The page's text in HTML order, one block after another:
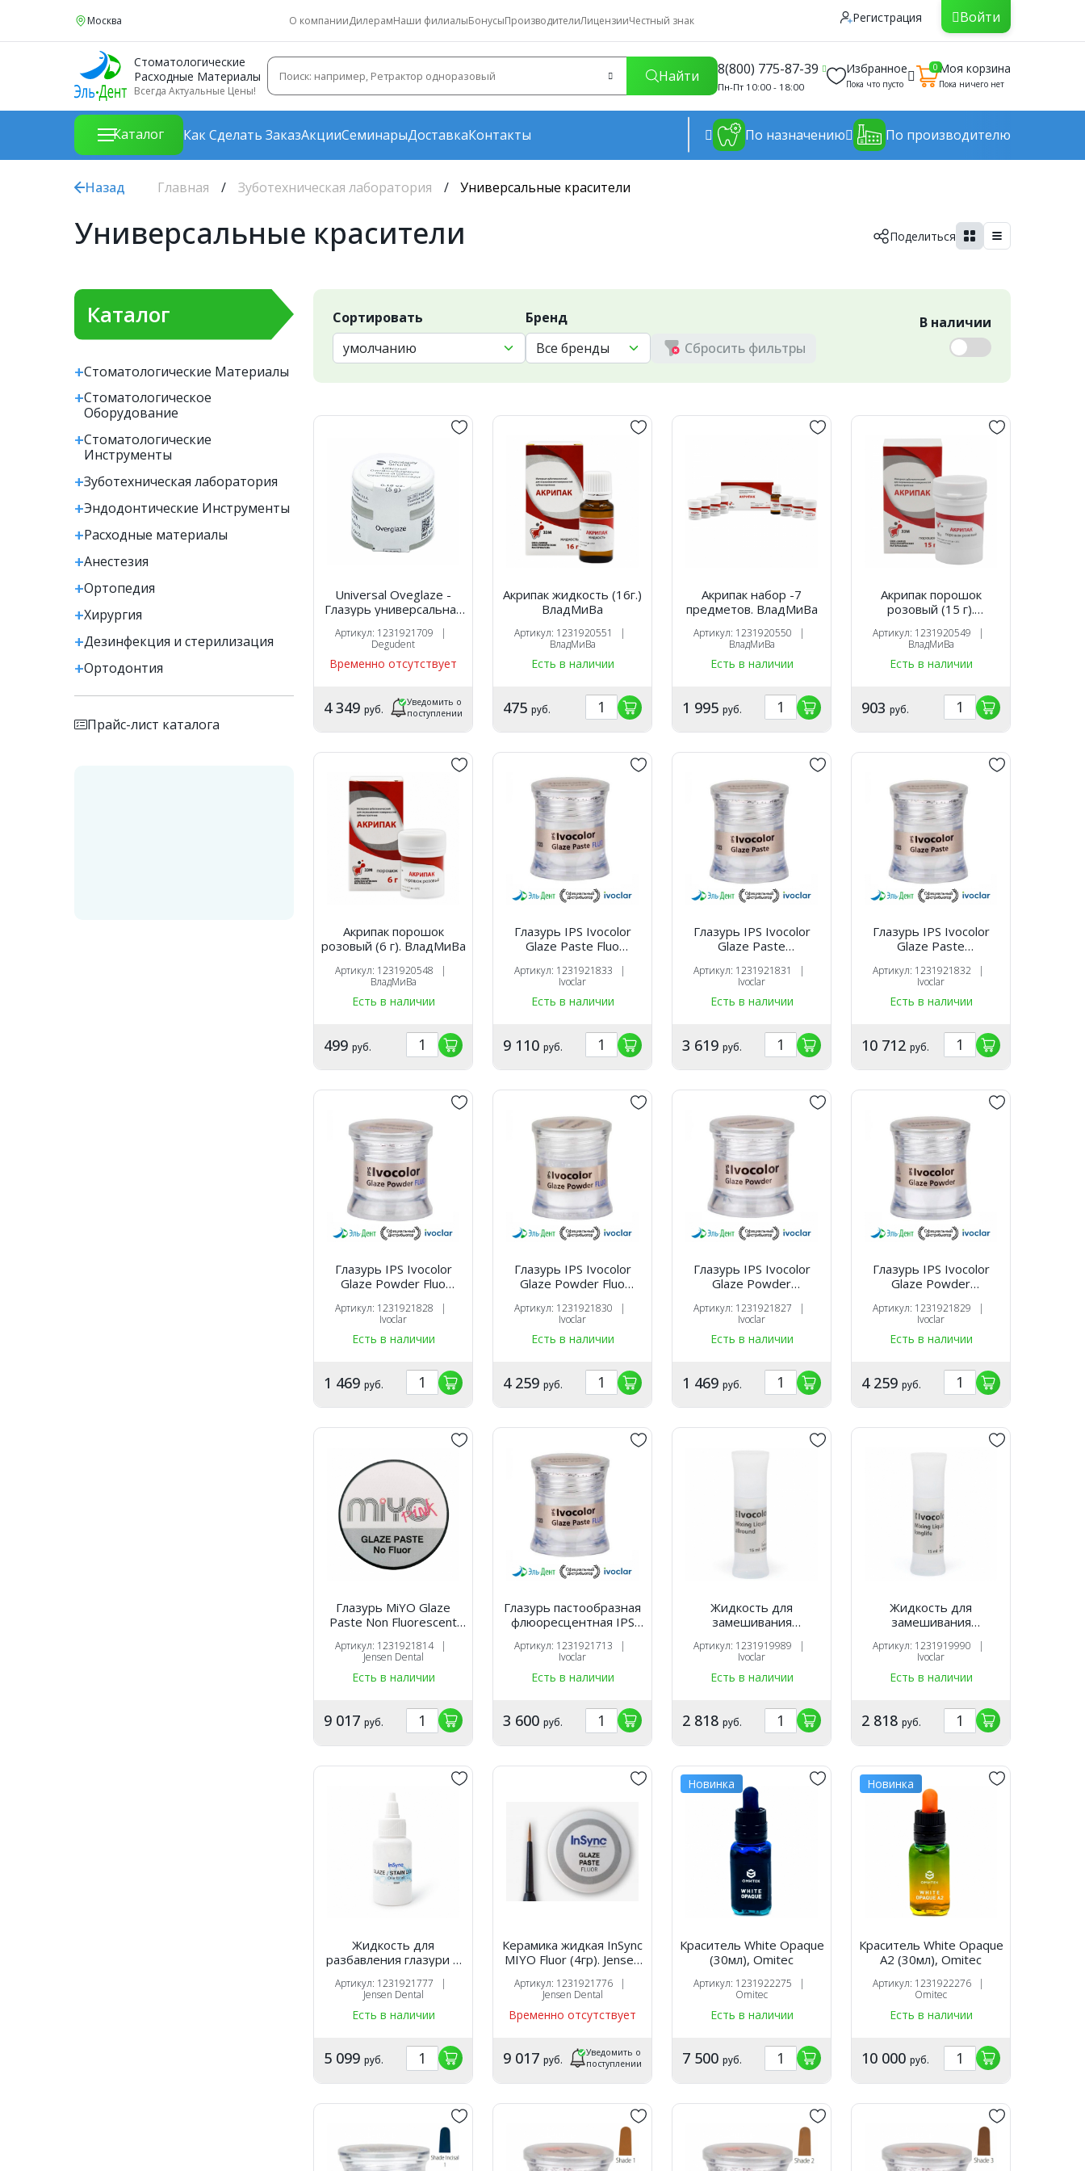
Москва О компанииДилерамНаши филиалыБонусыПроизводителиЛицензииЧестный знак Регистрация Войти
Стоматологические
Расходные Материалы
Всегда Актуальные Цены!
Найти 8(800) 775-87-39
Пн-Пт 10:00 - 18:00
Избранное
Пока что пусто
0Моя корзина
Пока ничего нет
Каталог Как Сделать ЗаказАкцииСеминарыДоставкаКонтакты По назначению По производителю
Назад Главная Зуботехническая лаборатория Универсальные красители
Универсальные красители Поделиться
Каталог
Стоматологические Материалы
Стоматологическое
Оборудование
Стоматологические
Инструменты
Зуботехническая лаборатория
Эндодонтические Инструменты
Расходные материалы
Анестезия
Ортопедия
Хирургия
Дезинфекция и стерилизация
Ортодонтия
Прайс-лист каталога
Сортировать
Бренд
Сброситьфильтры
В наличии
Universal Oveglaze -
Глазурь универсальная
,5г , 605540, DeguDent
Артикул: 1231921709 |
Degudent
Временно отсутствует
4 349 руб.
Уведомить о
поступлении
Акрипак жидкость (16г.)
ВладМиВа
Артикул: 1231920551 |
ВладМиВа
Есть в наличии
475 руб.
Акрипак набор -7
предметов. ВладМиВа
Артикул: 1231920550 |
ВладМиВа
Есть в наличии
1 995 руб.
Акрипак порошок
розовый (15 г).
Артикул: 1231920549 |
ВладМиВа
Есть в наличии
903 руб.
Акрипак порошок
розовый (6 г). ВладМиВа
Артикул: 1231920548 |
ВладМиВа
Есть в наличии
499 руб.
Глазурь IPS Ivocolor
Glaze Paste Fluo
пастообразная, 9 г
/Ivoclar
Артикул: 1231921833 |
Ivoclar
Есть в наличии
9 110 руб.
Глазурь IPS Ivocolor
Glaze Paste
/Ivoclar
Артикул: 1231921831 |
Ivoclar
Есть в наличии
3 619 руб.
Глазурь IPS Ivocolor
Glaze Paste
/Ivoclar
Артикул: 1231921832 |
Ivoclar
Есть в наличии
10 712 руб.
Глазурь IPS Ivocolor
Glaze Powder Fluo
порошкообразная, 1,8 г
/Ivoclar
Артикул: 1231921828 |
Ivoclar
Есть в наличии
1 469 руб.
Глазурь IPS Ivocolor
Glaze Powder Fluo
порошкообразная, 5 г
/Ivoclar
Артикул: 1231921830 |
Ivoclar
Есть в наличии
4 259 руб.
Глазурь IPS Ivocolor
Glaze Powder
/Ivoclar
Артикул: 1231921827 |
Ivoclar
Есть в наличии
1 469 руб.
Глазурь IPS Ivocolor
Glaze Powder
/Ivoclar
Артикул: 1231921829 |
Ivoclar
Есть в наличии
4 259 руб.
Глазурь MiYO Glaze
Paste Non Fluorescent
Артикул: 1231921814 |
Jensen Dental
Есть в наличии
9 017 руб.
Глазурь пастообразная
флюоресцентная IPS
FLUO 3g ,667691, Ivoclar
Артикул: 1231921713 |
Ivoclar
Есть в наличии
3 600 руб.
Жидкость для
замешивания
Mix Liq allround (15мл.).
Ivoclar
Артикул: 1231919989 |
Ivoclar
Есть в наличии
2 818 руб.
Жидкость для
замешивания
Mixing Liquid longlife
(15мл.). Ivoclar
Артикул: 1231919990 |
Ivoclar
Есть в наличии
2 818 руб.
Жидкость для
разбавления глазури и
(50мл). Jensen Dental
Артикул: 1231921777 |
Jensen Dental
Есть в наличии
5 099 руб.
Керамика жидкая InSync
MIYO Fluor (4гр). Jensen
Артикул: 1231921776 |
Jensen Dental
Временно отсутствует
9 017 руб.
Уведомить о
поступлении
Новинка
Краситель White Opaque
(30мл), Omitec
Артикул: 1231922275 |
Omitec
Есть в наличии
7 500 руб.
Новинка
Краситель White Opaque
А2 (30мл), Omitec
Артикул: 1231922276 |
Omitec
Есть в наличии
10 000 руб.